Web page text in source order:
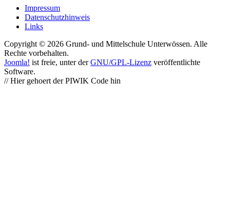
Impressum
Datenschutzhinweis
Links
Copyright © 2026 Grund- und Mittelschule Unterwössen. Alle
Rechte vorbehalten.
Joomla! ist freie, unter derGNU/GPL-Lizenz veröffentlichte
Software.
// Hier gehoert der PIWIK Code hin